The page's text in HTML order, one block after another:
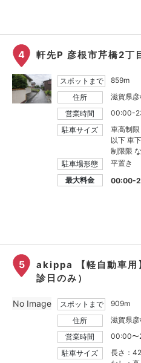
4 軒先P 彦根市芹橋2丁
スポットまで
859m
住所
滋賀県
営業時間
00:00-
駐車サイズ
車高制
以下 車
制限限
駐車場形態
平置き
最大料金
00:00-
5
akippa 【軽自動車用
診日のみ）
スポットまで
909m
住所
滋賀県
営業時間
00:00〜
駐車サイズ
長さ：
No Image